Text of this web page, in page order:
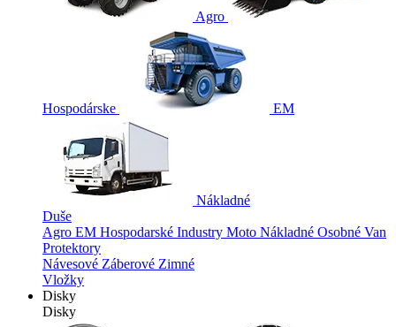
Agro
Hospodárske EM
Nákladné
Duše
Agro EM Hospodarské Industry Moto Nákladné Osobné Van
Protektory
Návesové Záberové Zimné
Vložky
Disky
Disky